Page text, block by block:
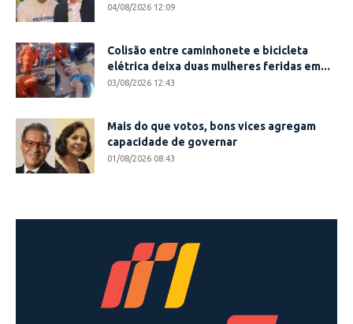
04/08/2026 12:09
Colisão entre caminhonete e bicicleta
elétrica deixa duas mulheres feridas em...
03/08/2026 12:43
Mais do que votos, bons vices agregam
capacidade de governar
01/08/2026 08:43